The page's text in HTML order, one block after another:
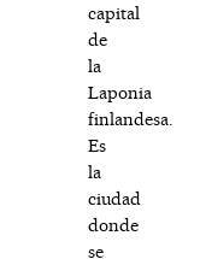
capital
de
la
Laponia
finlandesa.
Es
la
ciudad
donde
se